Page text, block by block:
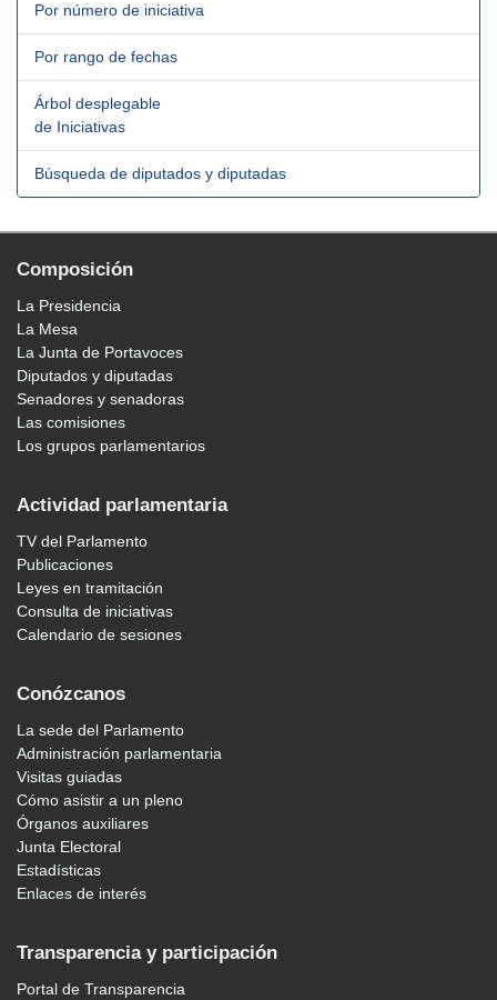
Por número de iniciativa
Por rango de fechas
Árbol desplegable
de Iniciativas
Búsqueda de diputados y diputadas
Composición
La Presidencia
La Mesa
La Junta de Portavoces
Diputados y diputadas
Senadores y senadoras
Las comisiones
Los grupos parlamentarios
Actividad parlamentaria
TV del Parlamento
Publicaciones
Leyes en tramitación
Consulta de iniciativas
Calendario de sesiones
Conózcanos
La sede del Parlamento
Administración parlamentaria
Visitas guiadas
Cómo asistir a un pleno
Órganos auxiliares
Junta Electoral
Estadísticas
Enlaces de interés
Transparencia y participación
Portal de Transparencia